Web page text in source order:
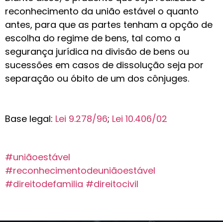
reconhecimento da união estável o quanto
antes, para que as partes tenham a opção de
escolha do regime de bens, tal como a
segurança jurídica na divisão de bens ou
sucessões em casos de dissolução seja por
separação ou óbito de um dos cônjuges.
Base legal: Lei 9.278/96; Lei 10.406/02
#uniãoestável
#reconhecimentodeuniãoestável
#direitodefamilia #direitocivil